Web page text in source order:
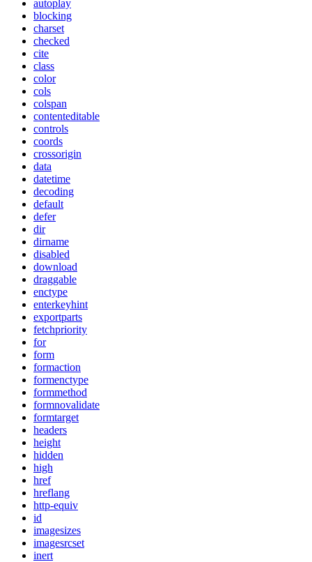
autoplay
blocking
charset
checked
cite
class
color
cols
colspan
contenteditable
controls
coords
crossorigin
data
datetime
decoding
default
defer
dir
dirname
disabled
download
draggable
enctype
enterkeyhint
exportparts
fetchpriority
for
form
formaction
formenctype
formmethod
formnovalidate
formtarget
headers
height
hidden
high
href
hreflang
http-equiv
id
imagesizes
imagesrcset
inert